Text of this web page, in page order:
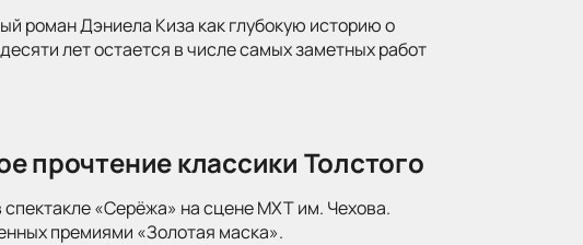
роман Дэниела Киза как глубокую историю о
лет остается в числе самых заметных работ
прочтение классики Толстого
«Серёжа» на сцене МХТ им. Чехова.
премиями «Золотая маска».